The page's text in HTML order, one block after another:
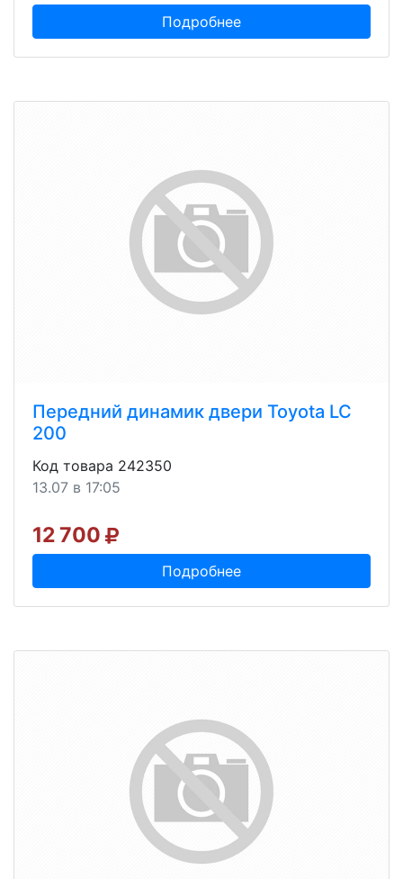
Подробнее
Передний динамик двери Toyota LC
200
Код товара 242350
13.07 в 17:05
12 700
Подробнее